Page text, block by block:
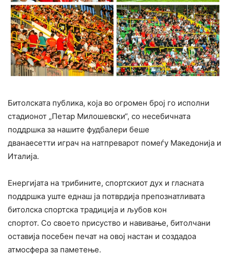
Битолската публика, која во огромен број го исполни
стадионот „Петар Милошевски“, со несебичната
поддршка за нашите фудбалери беше
дванаесетти играч на натпреварот помеѓу Македонија и
Италија.
Енергијата на трибините, спортскиот дух и гласната
поддршка уште еднаш ја потврдија препознатливата
битолска спортска традиција и љубов кон
спортот. Со своето присуство и навивање, битолчани
оставија посебен печат на овој настан и создадоа
атмосфера за паметење.